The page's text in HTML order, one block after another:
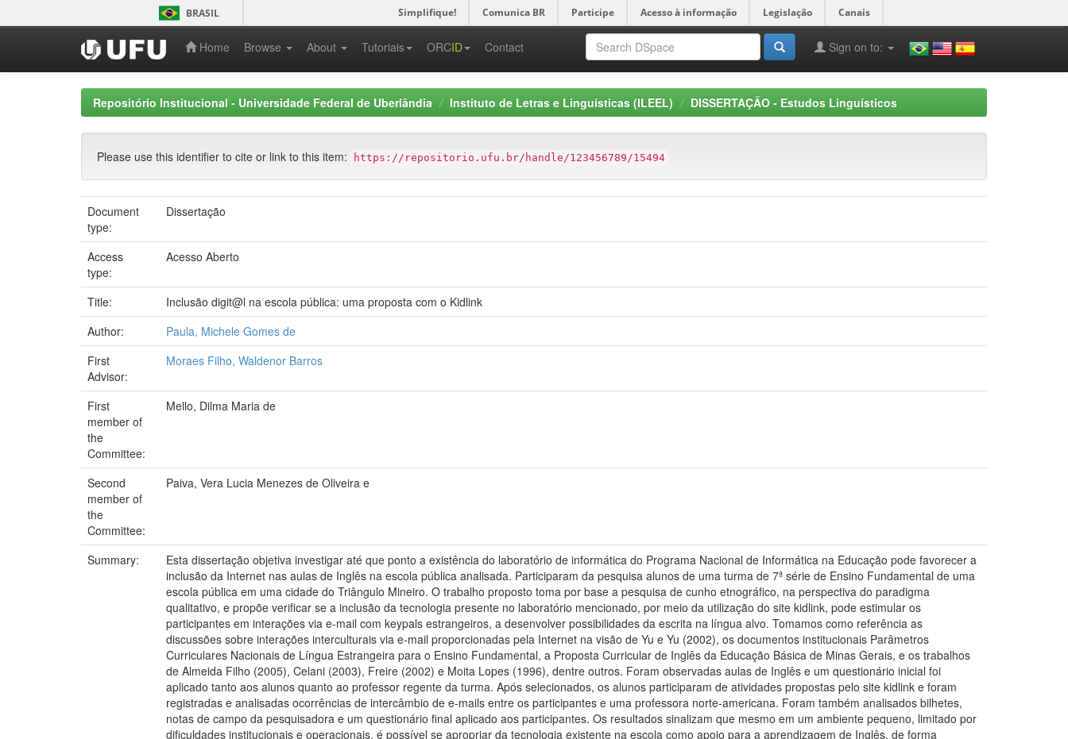
navigation
BRASIL Simplifique! Comunica BR Participe Acesso à informação Legislação Canais
Home Browse About Tutoriais ORCID Contact Sign on to:
Repositório Institucional - Universidade Federal de Uberlândia Instituto de Letras e Linguísticas (ILEEL) DISSERTAÇÃO - Estudos Linguísticos
Please use this identifier to cite or link to this item: https://repositorio.ufu.br/handle/123456789/15494
Document
type:
Dissertação
Access
type:
Acesso Aberto
Title:
Inclusão digit@l na escola pública: uma proposta com o Kidlink
Author:
Paula, Michele Gomes de
First
Advisor:
Moraes Filho, Waldenor Barros
First
member of
the
Committee:
Mello, Dilma Maria de
Second
member of
the
Committee:
Paiva, Vera Lucia Menezes de Oliveira e
Summary:
Esta dissertação objetiva investigar até que ponto a existência do laboratório de informática do Programa Nacional de Informática na Educação pode favorecer a
inclusão da Internet nas aulas de Inglês na escola pública analisada. Participaram da pesquisa alunos de uma turma de 7ª série de Ensino Fundamental de uma
escola pública em uma cidade do Triângulo Mineiro. O trabalho proposto toma por base a pesquisa de cunho etnográfico, na perspectiva do paradigma
qualitativo, e propõe verificar se a inclusão da tecnologia presente no laboratório mencionado, por meio da utilização do site kidlink, pode estimular os
participantes em interações via e-mail com keypals estrangeiros, a desenvolver possibilidades da escrita na língua alvo. Tomamos como referência as
discussões sobre interações interculturais via e-mail proporcionadas pela Internet na visão de Yu e Yu (2002), os documentos institucionais Parâmetros
Curriculares Nacionais de Língua Estrangeira para o Ensino Fundamental, a Proposta Curricular de Inglês da Educação Básica de Minas Gerais, e os trabalhos
de Almeida Filho (2005), Celani (2003), Freire (2002) e Moita Lopes (1996), dentre outros. Foram observadas aulas de Inglês e um questionário inicial foi
aplicado tanto aos alunos quanto ao professor regente da turma. Após selecionados, os alunos participaram de atividades propostas pelo site kidlink e foram
registradas e analisadas ocorrências de intercâmbio de e-mails entre os participantes e uma professora norte-americana. Foram também analisados bilhetes,
notas de campo da pesquisadora e um questionário final aplicado aos participantes. Os resultados sinalizam que mesmo em um ambiente pequeno, limitado por
dificuldades institucionais e operacionais, é possível se apropriar da tecnologia existente na escola como apoio para a aprendizagem de Inglês, de forma